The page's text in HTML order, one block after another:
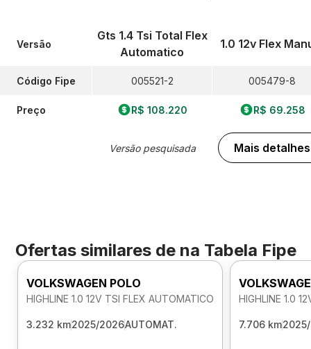
Versão
Código Fipe
Preço
Gts 1.4 Tsi Total Flex
Automatico
005521-2
R$ 108.220
Versão pesquisada
1.0 12v Flex
005479-8
R$ 69.258
Mais detalhes
Ofertas similares de na Tabela Fipe
VOLKSWAGEN POLO
HIGHLINE 1.0 12V TSI FLEX AUTOMATICO
3.232 km2025/2026AUTOMAT.
HIGHLINE 1.0
7.706 km